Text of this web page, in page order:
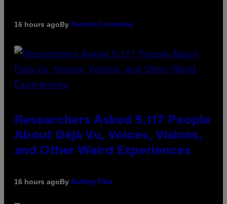
16 hours agoBy Sammi Caramela
Researchers Asked 5,117 People
About Déjà Vu, Voices, Visions,
and Other Weird Experiences
16 hours agoBy Ashley Fike